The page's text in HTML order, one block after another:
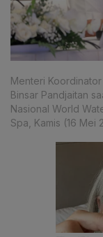
Menteri
Binsar Pandjaitan
Nasional World
Spa, Kamis (16 Mei